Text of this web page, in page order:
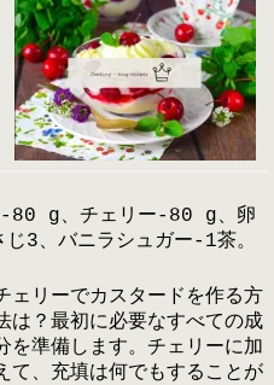
-80 g、チェリー-80 g、卵
3、バニラシュガー-1茶。
ェリーでカスタードを作る方
は？最初に必要なすべての成
を準備します。チェリーに加
て、充填は何でもすることが